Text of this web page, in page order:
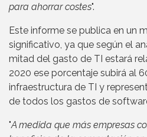
para ahorrar costes".
Este informe se publica en un
significativo, ya que según el
mitad del gasto de TI estará
2020 ese porcentaje subirá al
infraestructura de TI y
de todos los gastos de
"A medida que más empresas